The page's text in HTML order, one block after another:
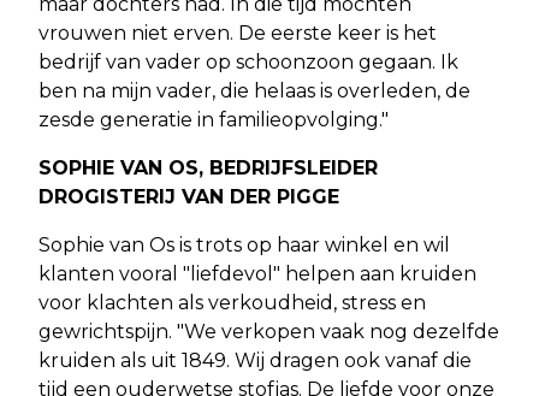
vrouwen niet erven. De eerste keer is het
bedrijf van vader op schoonzoon gegaan. Ik
ben na mijn vader, die helaas is overleden, de
zesde generatie in familieopvolging."
SOPHIE VAN OS, BEDRIJFSLEIDER
DROGISTERIJ VAN DER PIGGE
Sophie van Os is trots op haar winkel en wil
klanten vooral "liefdevol" helpen aan kruiden
voor klachten als verkoudheid, stress en
gewrichtspijn. "We verkopen vaak nog dezelfde
kruiden als uit 1849. Wij dragen ook vanaf die
tijd een ouderwetse stofjas. De liefde voor onze